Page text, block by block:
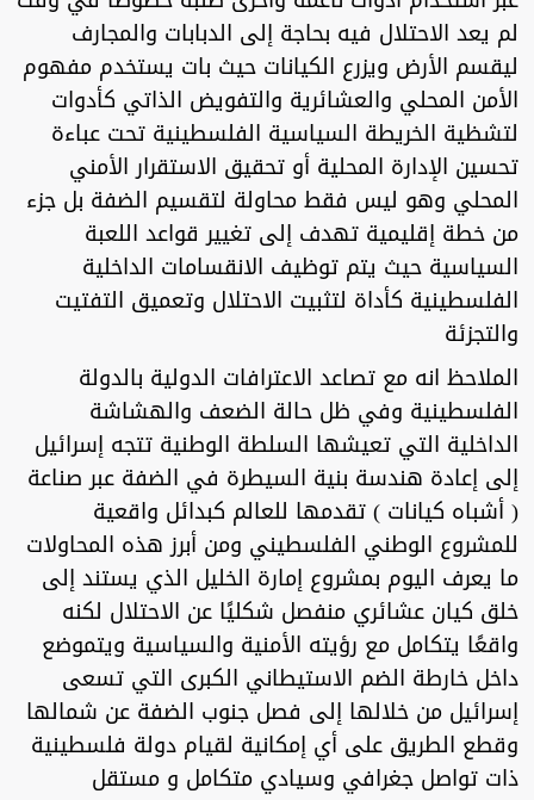
لم يعد الاحتلال فيه بحاجة إلى الدبابات والمجارف
ليقسم الأرض ويزرع الكيانات حيث بات يستخدم مفهوم
الأمن المحلي والعشائرية والتفويض الذاتي كأدوات
لتشظية الخريطة السياسية الفلسطينية تحت عباءة
تحسين الإدارة المحلية أو تحقيق الاستقرار الأمني
المحلي وهو ليس فقط محاولة لتقسيم الضفة بل جزء
من خطة إقليمية تهدف إلى تغيير قواعد اللعبة
السياسية حيث يتم توظيف الانقسامات الداخلية
الفلسطينية كأداة لتثبيت الاحتلال وتعميق التفتيت
والتجزئة
الملاحظ انه مع تصاعد الاعترافات الدولية بالدولة
الفلسطينية وفي ظل حالة الضعف والهشاشة
الداخلية التي تعيشها السلطة الوطنية تتجه إسرائيل
إلى إعادة هندسة بنية السيطرة في الضفة عبر صناعة
( أشباه كيانات ) تقدمها للعالم كبدائل واقعية
للمشروع الوطني الفلسطيني ومن أبرز هذه المحاولات
ما يعرف اليوم بمشروع إمارة الخليل الذي يستند إلى
خلق كيان عشائري منفصل شكليًا عن الاحتلال لكنه
واقعًا يتكامل مع رؤيته الأمنية والسياسية ويتموضع
داخل خارطة الضم الاستيطاني الكبرى التي تسعى
إسرائيل من خلالها إلى فصل جنوب الضفة عن شمالها
وقطع الطريق على أي إمكانية لقيام دولة فلسطينية
ذات تواصل جغرافي وسيادي متكامل و مستقل